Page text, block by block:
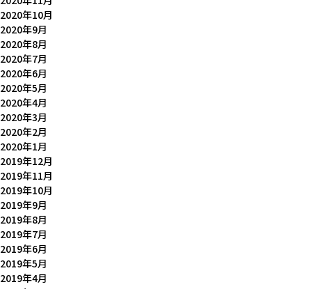
2020年10月
2020年9月
2020年8月
2020年7月
2020年6月
2020年5月
2020年4月
2020年3月
2020年2月
2020年1月
2019年12月
2019年11月
2019年10月
2019年9月
2019年8月
2019年7月
2019年6月
2019年5月
2019年4月